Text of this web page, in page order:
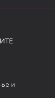
и